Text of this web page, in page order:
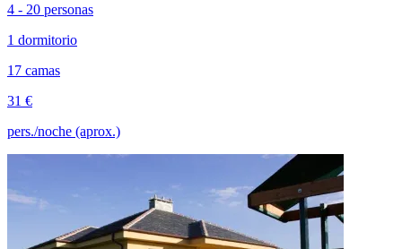
4 - 20 personas
1 dormitorio
17 camas
31 €
pers./noche (aprox.)